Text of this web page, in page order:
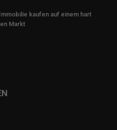
kaufen auf einem hart
Markt